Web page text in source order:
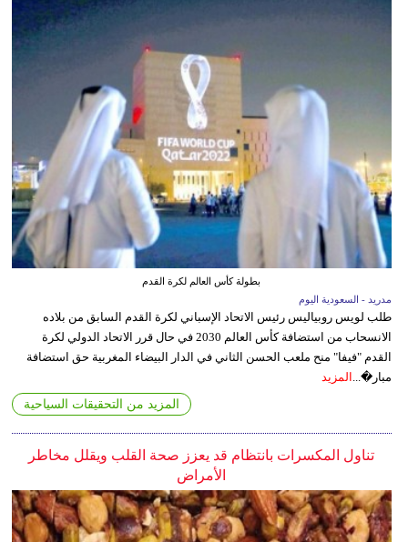
بطولة كأس العالم لكرة القدم
مدريد - السعودية اليوم
طلب لويس روبياليس رئيس الاتحاد الإسباني لكرة القدم السابق من بلاده
الانسحاب من استضافة كأس العالم 2030 في حال قرر الاتحاد الدولي لكرة
القدم "فيفا" منح ملعب الحسن الثاني في الدار البيضاء المغربية حق استضافة
مبار�... المزيد
المزيد من التحقيقات السياحية
تناول المكسرات بانتظام قد يعزز صحة القلب ويقلل مخاطر
الأمراض